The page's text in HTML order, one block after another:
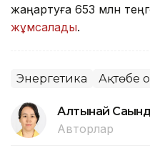
жаңартуға 653 млн
жұмсалады.
Энергетика Ақтөбе
Алтынай
Авторлар